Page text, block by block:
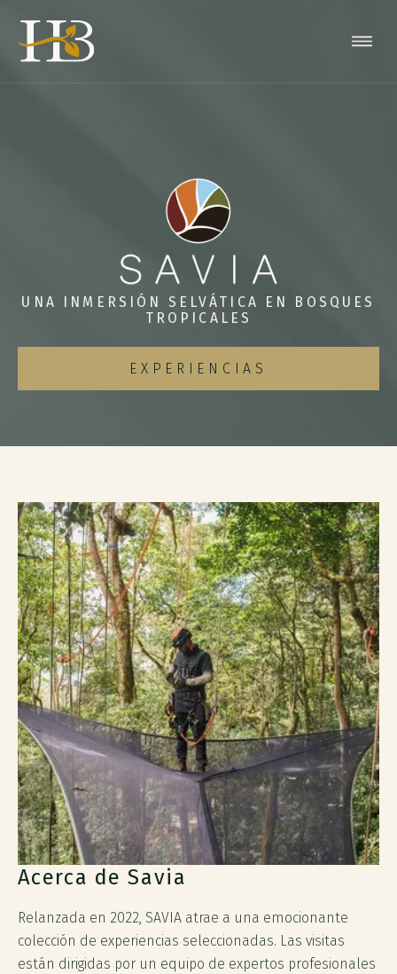
UNA INMERSIÓN SELVÁTICA EN BOSQUES
TROPICALES
EXPERIENCIAS
Acerca de Savia
Relanzada en 2022, SAVIA atrae a una emocionante
colección de experiencias seleccionadas. Las visitas
están dirigidas por un equipo de expertos profesionales